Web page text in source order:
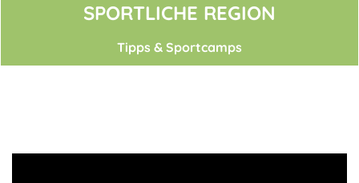
SPORTLICHE REGION
Tipps & Sportcamps